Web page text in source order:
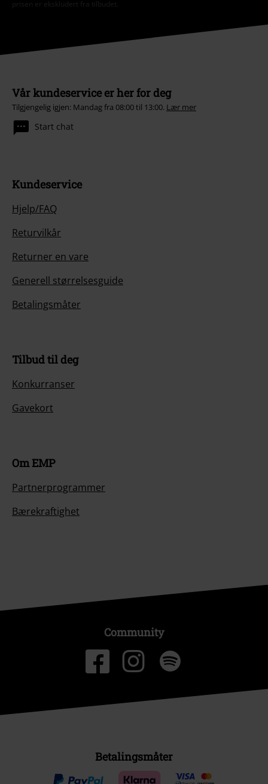
prisen er ekskludert fra tilbudet.
Vår kundeservice er her for deg
Tilgjengelig igjen: Mandag fra 08:00 til 13:00. Lær mer
Start chat
Kundeservice
Hjelp/FAQ
Returvilkår
Returner en vare
Generell størrelsesguide
Betalingsmåter
Tilbud til deg
Konkurranser
Gavekort
Om EMP
Partnerprogrammer
Bærekraftighet
Community
Betalingsmåter